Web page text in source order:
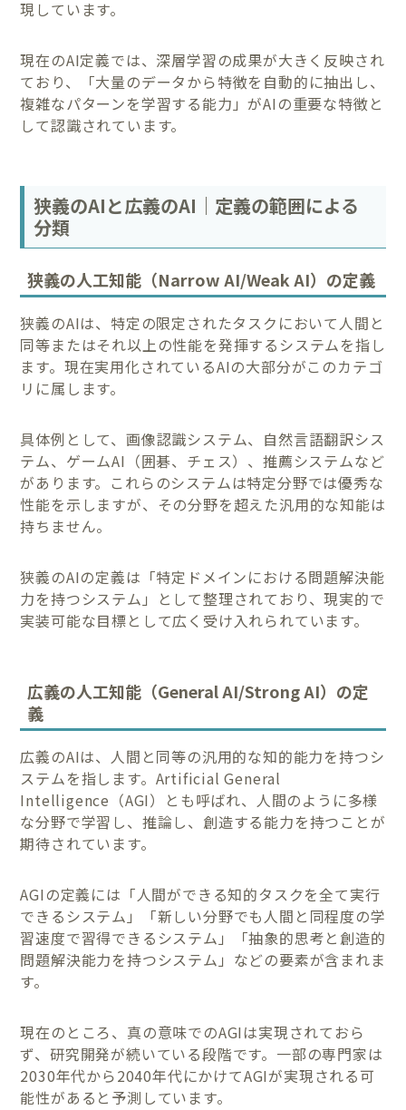
現しています。
現在のAI定義では、深層学習の成果が大きく反映され
ており、「大量のデータから特徴を自動的に抽出し、
複雑なパターンを学習する能力」がAIの重要な特徴と
して認識されています。
狭義のAIと広義のAI｜定義の範囲による
分類
狭義の人工知能（Narrow AI/Weak AI）の定義
狭義のAIは、特定の限定されたタスクにおいて人間と
同等またはそれ以上の性能を発揮するシステムを指し
ます。現在実用化されているAIの大部分がこのカテゴ
リに属します。
具体例として、画像認識システム、自然言語翻訳シス
テム、ゲームAI（囲碁、チェス）、推薦システムなど
があります。これらのシステムは特定分野では優秀な
性能を示しますが、その分野を超えた汎用的な知能は
持ちません。
狭義のAIの定義は「特定ドメインにおける問題解決能
力を持つシステム」として整理されており、現実的で
実装可能な目標として広く受け入れられています。
広義の人工知能（General AI/Strong AI）の定
義
広義のAIは、人間と同等の汎用的な知的能力を持つシ
ステムを指します。Artificial General
Intelligence（AGI）とも呼ばれ、人間のように多様
な分野で学習し、推論し、創造する能力を持つことが
期待されています。
AGIの定義には「人間ができる知的タスクを全て実行
できるシステム」「新しい分野でも人間と同程度の学
習速度で習得できるシステム」「抽象的思考と創造的
問題解決能力を持つシステム」などの要素が含まれま
す。
現在のところ、真の意味でのAGIは実現されておら
ず、研究開発が続いている段階です。一部の専門家は
2030年代から2040年代にかけてAGIが実現される可
能性があると予測しています。